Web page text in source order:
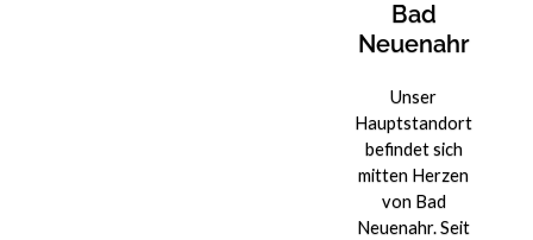
Bad
Neuenahr
Unser
Hauptstandort
befindet sich
mitten Herzen
von Bad
Neuenahr. Seit